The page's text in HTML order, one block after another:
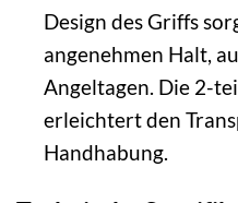
Design des Griffs
angenehmen Halt,
Angeltagen. Die 2-
erleichtert den
Handhabung.